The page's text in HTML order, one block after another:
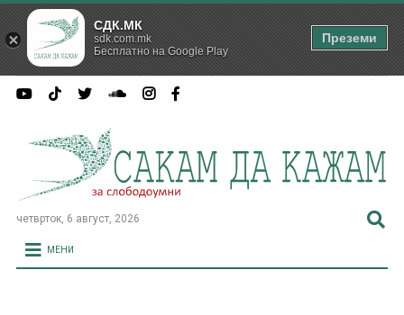
четврток, 6 август, 2026
МЕНИ
СДК.МК
sdk.com.mk
Бесплатно на Google Play
Преземи